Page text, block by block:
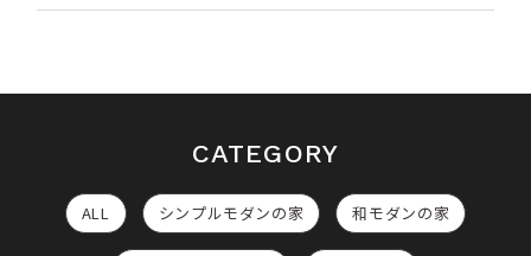
CATEGORY
ALL シンプルモダンの家 和モダンの家